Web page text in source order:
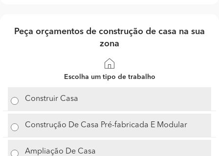
Peça orçamentos de construção de casa na sua
zona
Escolha um tipo de trabalho
Construir Casa
Construção De Casa Pré-fabricada E Modular
Ampliação De Casa